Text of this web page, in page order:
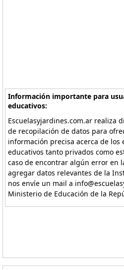
Información importante para
educativos:
Escuelasyjardines.com.ar realiza
de recopilación de datos para
información precisa acerca de los
educativos tanto privados como
caso de encontrar algún error en
agregar datos relevantes de la
nos envíe un mail a
Ministerio de Educación de la